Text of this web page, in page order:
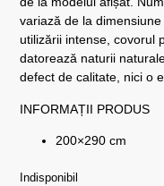
variază de la
utilizării intense, covorul
datorează naturii
defect de calitate, nici o
INFORMAȚII PRODUS
200×290 cm
Indisponibil